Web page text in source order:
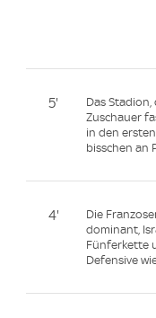
5'
Das
Zuschauer
in den
bisschen an
4'
Die
dominant,
Fünferkette
Defensive